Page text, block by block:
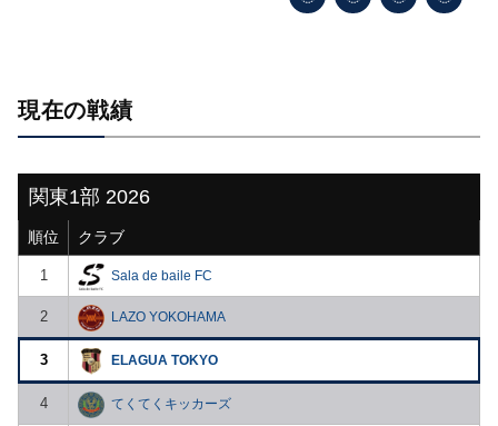
現在の戦績
関東1部 2026
順位 クラブ
1 Sala de baile FC
2 LAZO YOKOHAMA
3 ELAGUA TOKYO
4 てくてくキッカーズ